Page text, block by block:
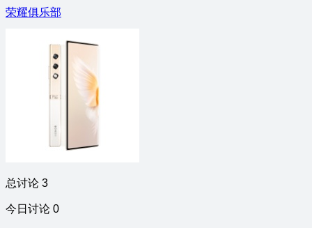
荣耀俱乐部
总讨论 3
今日讨论 0